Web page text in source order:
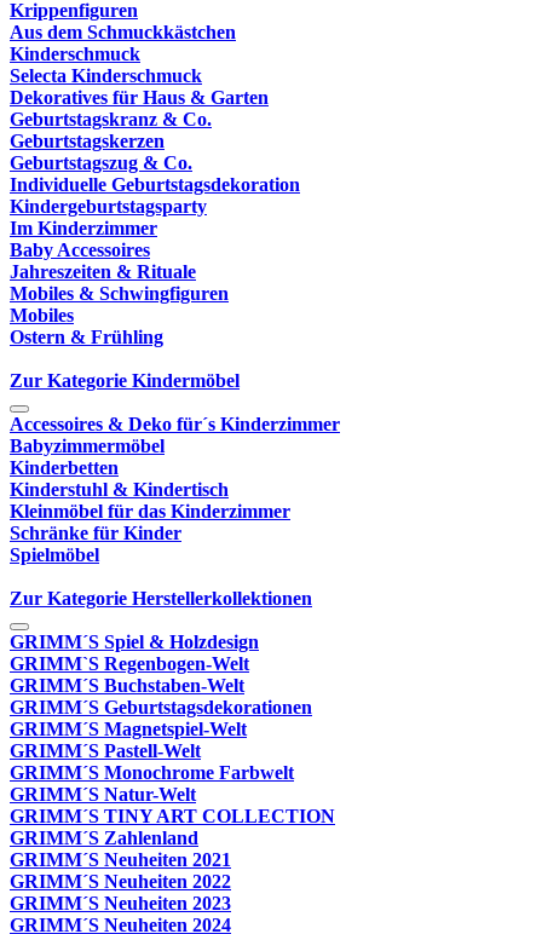
Krippenfiguren
Aus dem Schmuckkästchen
Kinderschmuck
Selecta Kinderschmuck
Dekoratives für Haus & Garten
Geburtstagskranz & Co.
Geburtstagskerzen
Geburtstagszug & Co.
Individuelle Geburtstagsdekoration
Kindergeburtstagsparty
Im Kinderzimmer
Baby Accessoires
Jahreszeiten & Rituale
Mobiles & Schwingfiguren
Mobiles
Ostern & Frühling
Zur Kategorie Kindermöbel
Accessoires & Deko für´s Kinderzimmer
Babyzimmermöbel
Kinderbetten
Kinderstuhl & Kindertisch
Kleinmöbel für das Kinderzimmer
Schränke für Kinder
Spielmöbel
Zur Kategorie Herstellerkollektionen
GRIMM´S Spiel & Holzdesign
GRIMM`S Regenbogen-Welt
GRIMM´S Buchstaben-Welt
GRIMM´S Geburtstagsdekorationen
GRIMM´S Magnetspiel-Welt
GRIMM´S Pastell-Welt
GRIMM´S Monochrome Farbwelt
GRIMM´S Natur-Welt
GRIMM´S TINY ART COLLECTION
GRIMM´S Zahlenland
GRIMM´S Neuheiten 2021
GRIMM´S Neuheiten 2022
GRIMM´S Neuheiten 2023
GRIMM´S Neuheiten 2024